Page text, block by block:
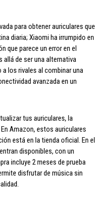
para obtener auriculares que
diaria; Xiaomi ha irrumpido en
que parece un error en el
allá de ser una alternativa
los rivales al combinar una
avanzada en un
tus auriculares, la
Amazon, estos auriculares
está en la tienda oficial. En el
disponibles, con un
incluye 2 meses de prueba
disfrutar de música sin